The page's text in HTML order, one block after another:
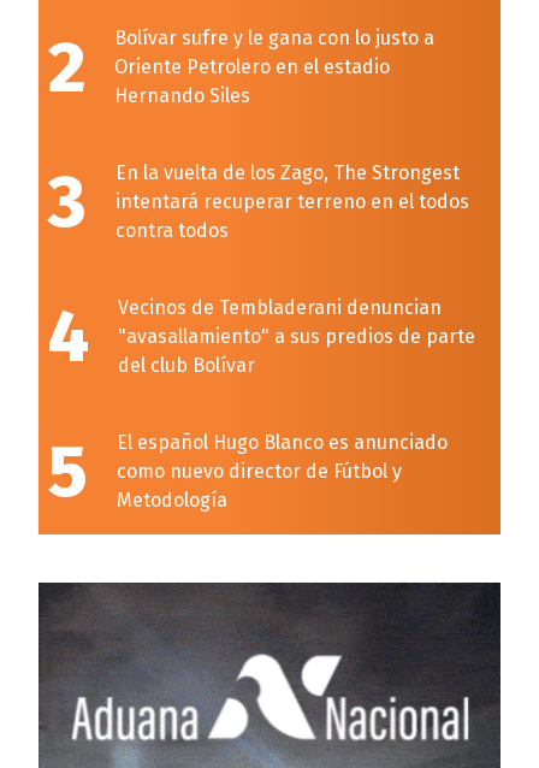
2
Bolívar sufre y le gana con lo justo a
Oriente Petrolero en el estadio
Hernando Siles
3
En la vuelta de los Zago, The Strongest
intentará recuperar terreno en el todos
contra todos
4
Vecinos de Tembladerani denuncian
"avasallamiento" a sus predios de parte
del club Bolívar
5
El español Hugo Blanco es anunciado
como nuevo director de Fútbol y
Metodología